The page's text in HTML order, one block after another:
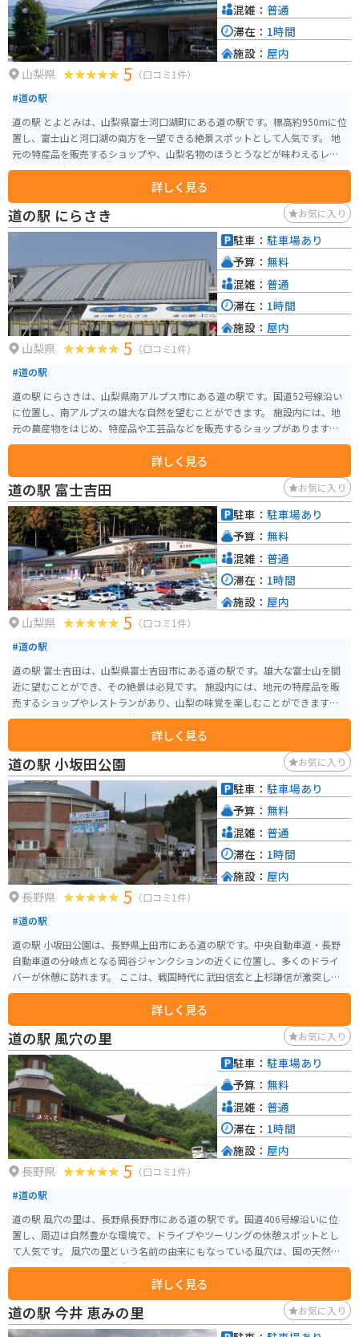
観光スポットも充実しています。
山梨県 5 （口コミ1件）
#道の駅
道の駅 とよとみは、山梨県富士河口湖町にある道の駅です。標高約950mに位
置し、富士山と河口湖の両方を一望できる絶景スポットとして人気です。 地
元の特産品を販売するショップや、山梨名物のほうとうなどが味わえるレス
トラン、雄大な富士山を眺めながら浸かれる日帰り温泉施設などがあります。
バイクで訪れる場合、駐車場も広く、休憩場所としても最適です。富士山周
辺のツーリングの拠点としてもおすすめです。 周辺には、河口湖や西湖など
の観光スポットも点在しており、観光の拠点としても便利です。
詳しく見る
混雑： 普通
滞在： 1時間
施設： 屋内
道の駅 にらさき お気に入り
山梨県 5 （口コミ1件）
#道の駅
道の駅 にらさきは、山梨県南アルプス市にある道の駅です。国道52号線沿い
に位置し、南アルプスの雄大な自然を望むことができます。 施設内には、地
元の農産物をはじめ、特産品や工芸品などを販売するショップがあります。
特に、南アルプス市の特産品である「ニラ」を使った加工品は人気です。軽
食コーナーでは、地元産の食材を使ったそばやうどん、山菜料理などが楽し
めます。 バイクで訪れる際は、道の駅に併設された駐車場にバイク専用のス
ペースがあるので便利です。周辺には、南アルプスエコーラインや夜叉神峠
など、ツーリングに最適なスポットがたくさんあります。 道の駅 にらさき
は、雄大な自然と地元の魅力を満喫できるスポットです。ドライブやツーリ
ングの休憩にぜひ立ち寄ってみてください。
詳しく見る
駐車： 駐車場あり
予算： 無料
混雑： 普通
滞在： 1時間
施設： 屋内
道の駅 富士吉田 お気に入り
山梨県 5 （口コミ1件）
#道の駅
道の駅 富士吉田は、山梨県富士吉田市にある道の駅です。雄大な富士山を間
近に望むことができ、その絶景は必見です。 施設内には、地元の特産品を販
売するショップやレストランがあり、山梨の味覚を楽しむことができます。
新鮮な野菜や果物、富士山麓の銘水を使用した地ビールなど、お土産探しに
も最適です。また、富士山レーダードーム館が併設されており、富士山の歴
史や文化に触れることができます。 バイクで訪れる場合、道の駅 富士吉田
は、富士山周辺のツーリングの拠点としても最適です。広々とした駐車場が
あり、休憩スポットとしても利用できます。富士山スカイラインや富士パノ
ラマラインなど、絶景のワインディングロードへのアクセスも良好です。 周
辺には、富士急ハイランドや忍野八海などの観光スポットも点在しており、
観光の拠点としても最適です。
詳しく見る
駐車： 駐車場あり
予算： 無料
混雑： 普通
滞在： 1時間
施設： 屋内
道の駅 小坂田公園 お気に入り
長野県 5 （口コミ1件）
#道の駅
道の駅 小坂田公園は、長野県上田市にある道の駅です。中央自動車道・長野
自動車道の分岐点となる岡谷ジャンクションの近くに位置し、多くのドライ
バーが休憩に訪れます。 ここは、戦国時代に武田信玄と上杉謙信が激突した
「川中島の戦い」の舞台となった場所としても知られています。周辺には史
跡も多く点在し、歴史を感じながらツーリングを楽しむことができます。 道
の駅には、地元の農産物や特産品を販売する直売所、レストラン、軽食コー
ナーなどがあります。地元産の新鮮な野菜や果物はもちろん、信州そばや山
賊焼きなど、地元グルメも堪能できます。 バイクで訪れる場合、道の駅から
少し走った場所にある「姨捨SA」からの夜景がおすすめです。善光寺平の夜
景を一望できる絶景スポットとして知られており、ロマンチックなひととき
を過ごせます。 また、道の駅周辺には、温泉施設も点在しています。ツーリ
ングで疲れた体を癒やすのに最適です。
詳しく見る
駐車： 駐車場あり
予算： 無料
混雑： 普通
滞在： 1時間
施設： 屋内
道の駅 風穴の里 お気に入り
長野県 5 （口コミ1件）
#道の駅
道の駅 風穴の里は、長野県長野市にある道の駅です。国道406号線沿いに位
置し、周辺は自然豊かな環境で、ドライブやツーリングの休憩スポットとし
て人気です。 風穴の里という名前の由来にもなっている風穴は、国の天然記
念物に指定されている貴重なもので、夏でも冷たい風が吹き出す場所として
知られています。周辺には遊歩道が整備されているので、自然を感じながら
散策を楽しむことができます。 また、地元で採れた新鮮な野菜や果物を販売
する農産物直売所や、地元の食材を使った料理を提供するレストランもあり
ます。バイクで訪れる場合、駐車場も広く停めやすいので安心です。 長野市
詳しく見る
駐車： 駐車場あり
予算： 無料
混雑： 普通
滞在： 1時間
施設： 屋内
道の駅 今井 恵みの里 お気に入り